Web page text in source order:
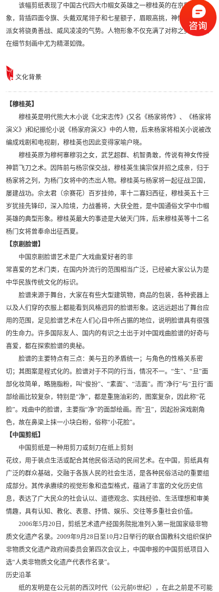
该幅剪纸表现了中国古代四大巾帼女英雄之一穆桂英的在京剧中的形
象，背插四面令旗、头戴双尾翎子和七星额子，眉眼高挑，神情肃穆，一
派女将骁勇善战、威风凌凌的气势。人物形象不仅充满了对称之美，而且
在细节刻画中尤为精湛如微。
【穆桂英】
穆桂英是明代熊大木小说《北宋志传》(又名《杨家将传》、《杨家将
演义》)和纪振伦小说《杨家府演义》中的人物，后来杨家将相关小说被改
编成戏剧和电视剧，穆桂英也因此变得家喻户晓。
穆桂英原为穆柯寨穆羽之女，武艺超群、机智勇敢，传说有神女传授
神箭飞刀之术。因阵前与杨宗保交战，穆桂英生擒宗保并招之成亲，归于
杨家将之列，为杨门女将中的杰出人物。穆桂英与杨家将一起征战卫国，
屡建战功。佘太君（佘赛花）百岁挂帅，率十二寡妇西征，穆桂英五十三
岁犹挂先锋印，深入险境，力战番将，大获全胜，是中国通俗文学中巾帼
英雄的典型形象。穆桂英最大的事迹是大破天门阵，后来穆桂英等十二名
杨门女将曾奉命出征西夏。
【京剧脸谱】
中国京剧脸谱艺术是广大戏曲爱好者的非
常喜爱的艺术门类，在国内外流行的范围相当广泛，已经被大家公认为是
中华民族传统文化的标识。
脸谱来源于舞台，大家在有些大型建筑物，商品的包装，各种瓷器上
以及人们穿的衣服上都能看到风格迥异的脸谱形象。这远远超出了舞台应
用的范围，足见脸谱艺术在人们心目中所占据的地位，说明脸谱具有很强
的生命力。许多国际友人、国内的有识之士出于对中国戏曲脸谱的好奇与
喜爱，都在探索脸谱的奥秘。
脸谱的主要特点有三点：美与丑的矛盾统一；与角色的性格关系密
切；其图案是程式化的。脸谱对于不同的行当，情况不一。“生”、“旦”面
部化妆简单，略施脂粉，叫“俊扮”、“素面”、“洁面”。而“净行”与“丑行”面
部绘画比较复杂，特别是“净”，都是重施油彩的，图案复杂，因此称“花
脸”。戏曲中的脸谱，主要指“净”的面部绘画。而“丑”，因起扮演戏剧角
色，故在鼻梁上抹一小块白粉，俗称“小花脸”。
【中国剪纸】
中国剪纸是一种用剪刀或刻刀在纸上剪刻
花纹，用于装点生活或配合其他民俗活动的民间艺术。在中国，剪纸具有
广泛的群众基础，交融于各族人民的社会生活，是各种民俗活动的重要组
成部分。其传承赓续的视觉形象和造型格式，蕴涵了丰富的文化历史信
息，表达了广大民众的社会认以、道德观念、实践经验、生活理想和审美
情趣，具有认知、教化、表意、抒情、娱乐、交往等多重社会价值。
2006年5月20日，剪纸艺术遗产经国务院批准列入第一批国家级非物
质文化遗产名录。2009年9月28日至10月2日举行的联合国教科文组织保护
非物质文化遗产政府间委员会第四次会议上，中国申报的中国剪纸项目入
选“人类非物质文化遗产代表作名录”。
历史沿革
纸的发明是在公元前的西汉时代（公元前6世纪），在此之前是不可能